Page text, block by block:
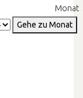
Monat
Gehe zu Monat